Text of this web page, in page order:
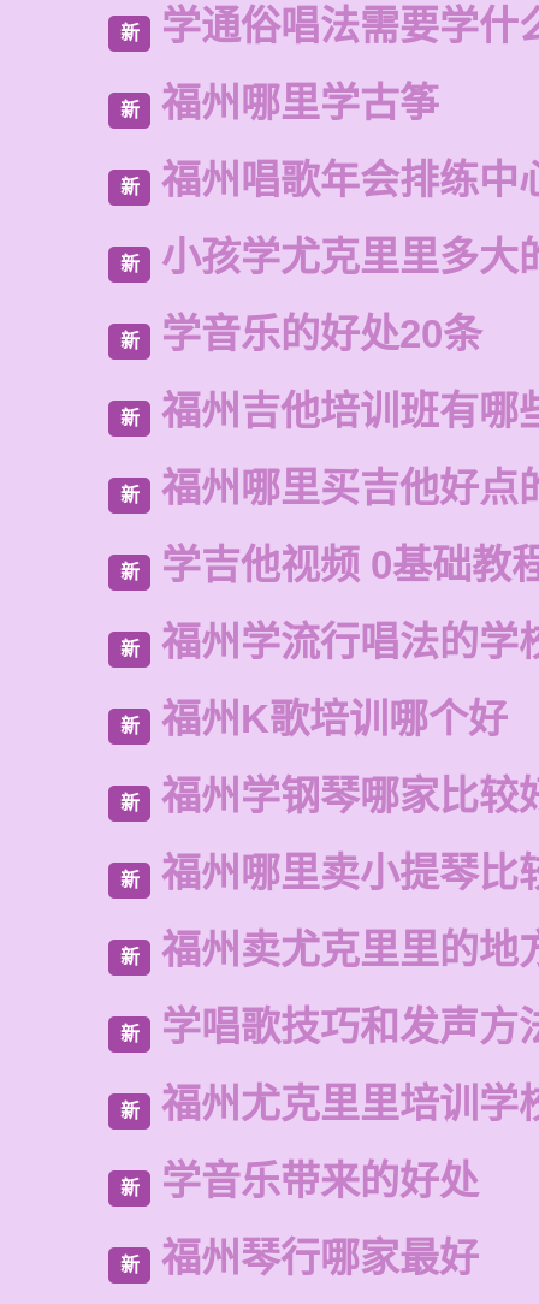
新 学通俗唱法需要学什
新 福州哪里学古筝
新 福州唱歌年会排练中
新 小孩学尤克里里多大
新 学音乐的好处20条
新 福州吉他培训班有哪
新 福州哪里买吉他好点
新 学吉他视频 0基础教
新 福州学流行唱法的学
新 福州K歌培训哪个好
新 福州学钢琴哪家比较
新 福州哪里卖小提琴比
新 福州卖尤克里里的地
新 学唱歌技巧和发声方
新 福州尤克里里培训学
新 学音乐带来的好处
新 福州琴行哪家最好